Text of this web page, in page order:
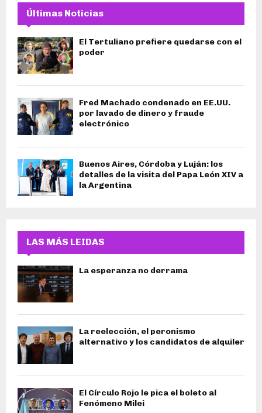
Últimas Noticias
El Tertuliano prefiere quedarse con el
poder
Fred Machado condenado en EE.UU.
por lavado de dinero y fraude
electrónico
Buenos Aires, Córdoba y Luján: los
detalles de la visita del Papa León XIV a
la Argentina
LAS MÁS LEIDAS
La esperanza no derrama
La reelección, el peronismo
alternativo y los candidatos de alquiler
El Círculo Rojo le pica el boleto al
Fenómeno Milei